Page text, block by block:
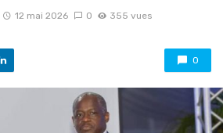
12 mai 2026 0 355 vues
0